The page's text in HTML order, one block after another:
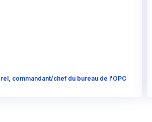
commandant/chef du bureau de l'OPC